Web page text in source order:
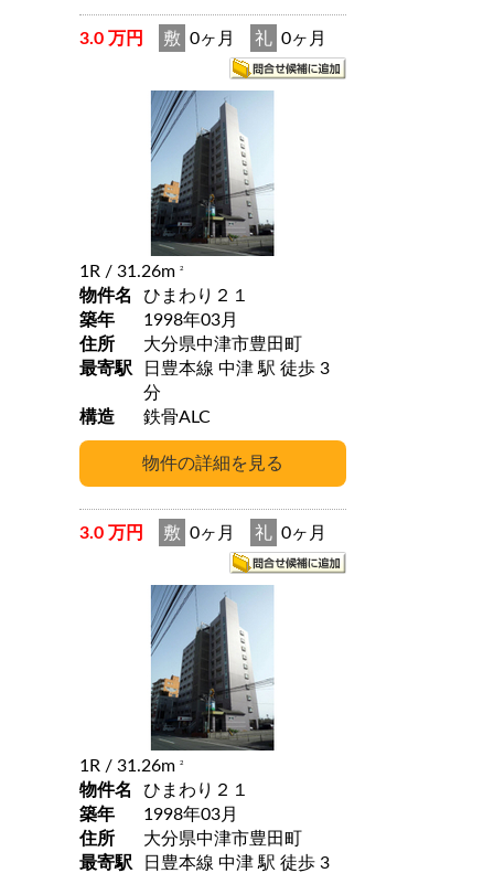
3.0 万円 敷 0ヶ月 礼 0ヶ月
1R / 31.26m 2
物件名
ひまわり２１
築年
1998年03月
住所
大分県中津市豊田町
最寄駅
日豊本線 中津 駅 徒歩 3
分
構造
鉄骨ALC
3.0 万円 敷 0ヶ月 礼 0ヶ月
1R / 31.26m 2
物件名
ひまわり２１
築年
1998年03月
住所
大分県中津市豊田町
最寄駅
日豊本線 中津 駅 徒歩 3